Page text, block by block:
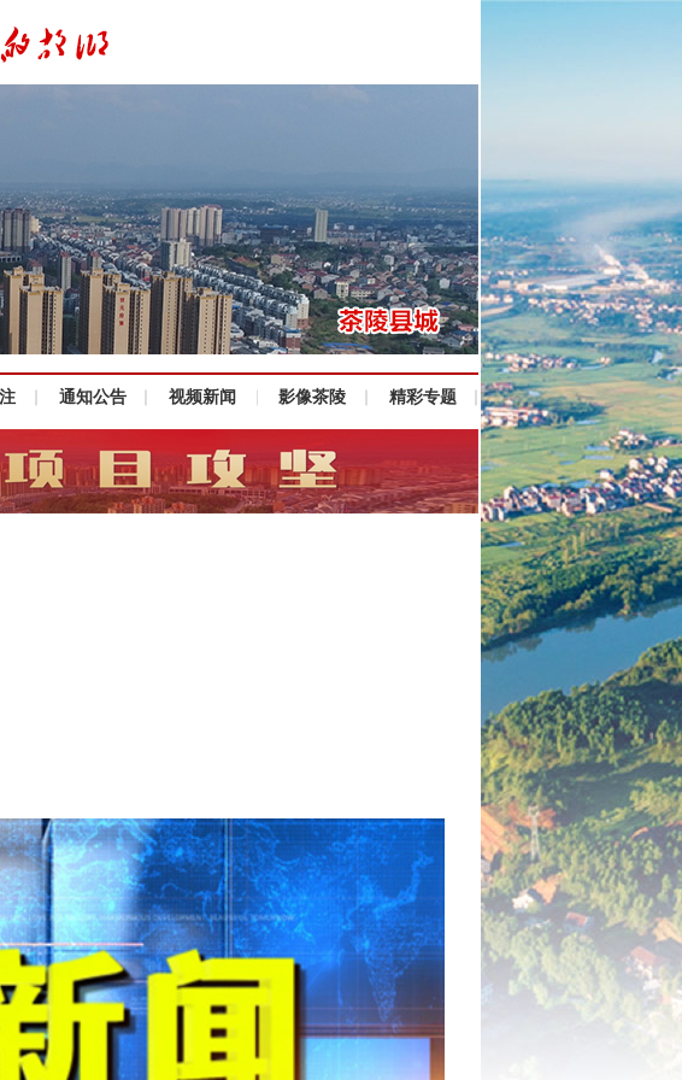
通知公告 视频新闻 影像茶陵 精彩专题